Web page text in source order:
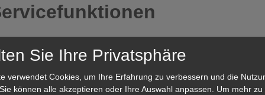
und zuverlässigen Service,
Bedürfnisse zugeschnitten ist
Sie Ihre Privatsphäre
verwendet Cookies, um Ihre Erfahrung zu verbessern und die
können alle akzeptieren oder Ihre Auswahl anpassen.
Um mehr zu